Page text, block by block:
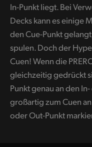
In-Punkt liegt. Bei
Decks kann es einige
den Cue-Punkt
spulen. Doch der
Cuen! Wenn die
gleichzeitig gedrückt
Punkt genau an den
großartig zum Cuen
oder Out-Punkt